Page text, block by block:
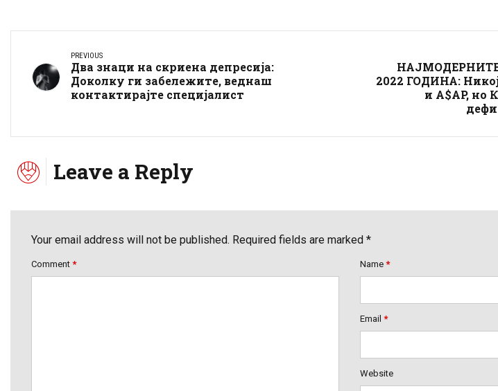
PREVIOUS
Два знаци на скриена депресија:
Доколку ги забележите, веднаш
контактирајте специјалист
2022 ГОДИНА:
и A$AP, но
Leave a Reply
Your email address will not be published. Required fields are marked *
Comment * Name *
Email *
Website